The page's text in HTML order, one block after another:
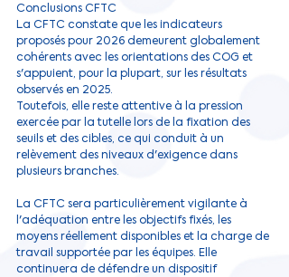
Conclusions CFTC
La CFTC constate que les indicateurs
proposés pour 2026 demeurent globalement
cohérents avec les orientations des COG et
s'appuient, pour la plupart, sur les résultats
observés en 2025.
Toutefois, elle reste attentive à la pression
exercée par la tutelle lors de la fixation des
seuils et des cibles, ce qui conduit à un
relèvement des niveaux d'exigence dans
plusieurs branches.
La CFTC sera particulièrement vigilante à
l'adéquation entre les objectifs fixés, les
moyens réellement disponibles et la charge de
travail supportée par les équipes. Elle
continuera de défendre un dispositif